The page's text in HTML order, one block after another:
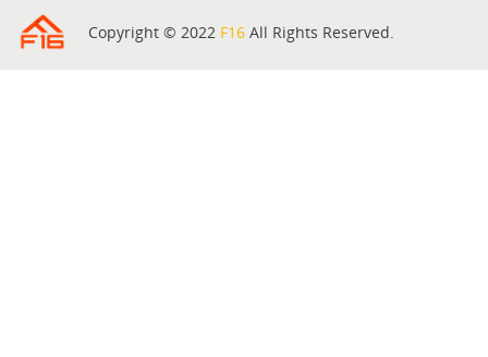
Copyright © 2022 F16 All Rights Reserved.